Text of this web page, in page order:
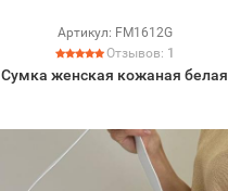
Артикул: FM1612G
Отзывов: 1
Сумка женская кожаная белая